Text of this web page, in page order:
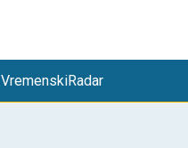
VremenskiRadar